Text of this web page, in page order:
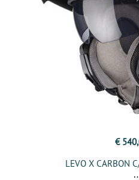
€
LEVO X CARBON